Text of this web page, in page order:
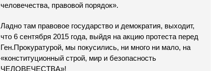
человечества, правовой порядок».
Ладно там правовое государство и демократия, выходит,
что 6 сентября 2015 года, выйдя на акцию протеста перед
Ген.Прокуратурой, мы покусились, ни много ни мало, на
«конституционный строй, мир и безопасность
ЧЕЛОВЕЧЕСТВА»!